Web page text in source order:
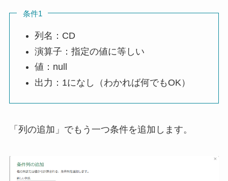
条件1
列名：CD
演算子：指定の値に等しい
値：null
出力：1になし（わかれば何でもOK）
「列の追加」でもう一つ条件を追加します。